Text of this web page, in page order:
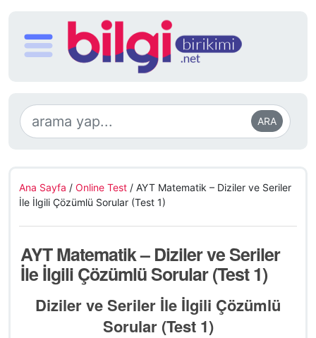
ARA
Ana Sayfa / Online Test / AYT Matematik – Diziler ve Seriler
İle İlgili Çözümlü Sorular (Test 1)
AYT Matematik – Diziler ve Seriler
İle İlgili Çözümlü Sorular (Test 1)
Diziler ve Seriler İle İlgili Çözümlü
Sorular (Test 1)